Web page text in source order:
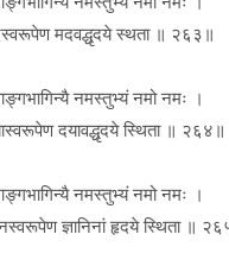
मदवद्धृदये स्थता ॥ २६३॥
नमस्तुभ्यं नमो नमः ।
दयावद्धृदये स्थिता ॥ २६४॥
नमस्तुभ्यं नमो नमः ।
ज्ञानिनां हृदये स्थिता ॥